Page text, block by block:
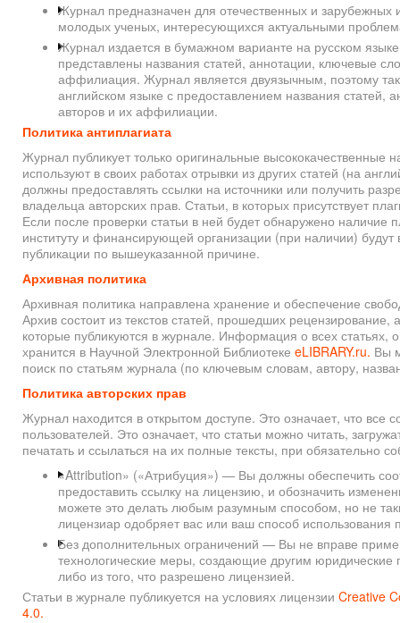
Журнал предназначен для отечественных и зарубежных
молодых ученых, интересующихся актуальными
Журнал издается в бумажном варианте на русском
представлены названия статей, аннотации, ключевые
аффилиация. Журнал является двуязычным, поэтому
английском языке с предоставлением названия статей,
авторов и их аффилиации.
Политика антиплагиата
Журнал публикует только оригинальные высококачественные
используют в своих работах отрывки из других статей (на
должны предоставлять ссылки на источники или получить
владельца авторских прав. Статьи, в которых присутствует
Если после проверки статьи в ней будет обнаружено наличие
институту и финансирующей организации (при наличии)
публикации по вышеуказанной причине.
Архивная политика
Архивная политика направлена хранение и обеспечение
Архив состоит из текстов статей, прошедших рецензирование,
которые публикуются в журнале. Информация о всех статьях,
хранится в Научной Электронной Библиотеке eLIBRARY.ru. Вы
поиск по статьям журнала (по ключевым словам, автору,
Политика авторских прав
Журнал находится в открытом доступе. Это означает, что все
пользователей. Это означает, что статьи можно читать,
печатать и ссылаться на их полные тексты, при обязательно
«Attribution» («Атрибуция») — Вы должны обеспечить
предоставить ссылку на лицензию, и обозначить
можете это делать любым разумным способом, но не
лицензиар одобряет вас или ваш способ использования
Без дополнительных ограничений — Вы не вправе
технологические меры, создающие другим юридические
либо из того, что разрешено лицензией.
Статьи в журнале публикуется на условиях лицензии Creative
4.0.